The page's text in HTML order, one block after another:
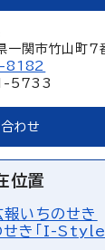
関市竹山町7
8182
5733
わせ
位置
報いちのせき
せき「I-Style